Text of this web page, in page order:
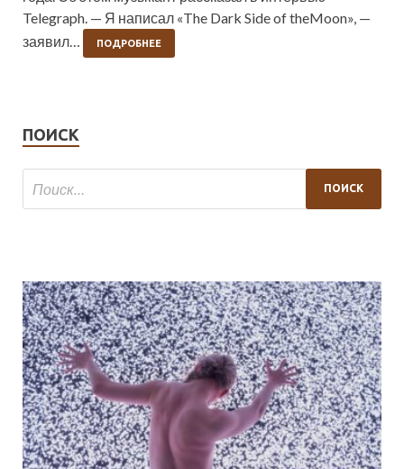
Telegraph. — Я написал «The Dark Side of theMoon», —
заявил…
ПОДРОБНЕЕ
ПОИСК